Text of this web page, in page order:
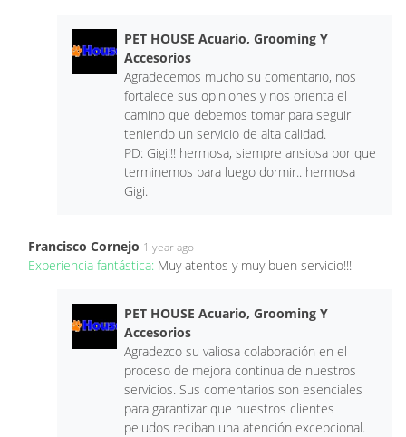
PET HOUSE Acuario, Grooming Y
Accesorios
Agradecemos mucho su comentario, nos
fortalece sus opiniones y nos orienta el
camino que debemos tomar para seguir
teniendo un servicio de alta calidad.
PD: Gigi!!! hermosa, siempre ansiosa por que
terminemos para luego dormir.. hermosa
Gigi.
Francisco Cornejo 1 year ago
Experiencia fantástica: Muy atentos y muy buen servicio!!!
PET HOUSE Acuario, Grooming Y
Accesorios
Agradezco su valiosa colaboración en el
proceso de mejora continua de nuestros
servicios. Sus comentarios son esenciales
para garantizar que nuestros clientes
peludos reciban una atención excepcional.